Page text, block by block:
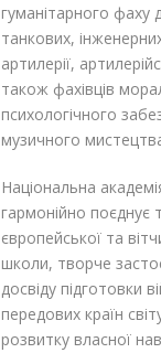
гуманітарного фаху
танкових,
артилерії,
також фахівців
психологічного
музичного
Національна
гармонійно поєднує
європейської та
школи, творче
досвіду підготовки
передових країн
розвитку власної